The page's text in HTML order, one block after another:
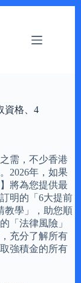
資格、4
需，不少香港
2026年，如果
將為您提供最
明的「6大提前
教學」，助您順
「法律風險」
充分了解所有
強積金的所有